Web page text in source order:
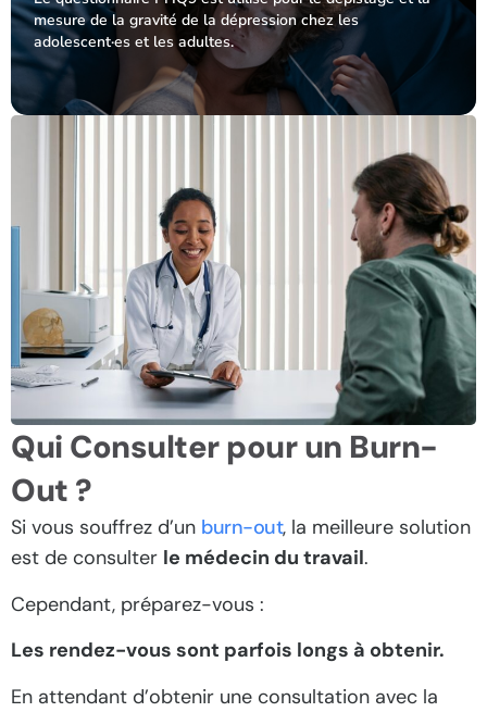
mesure de la gravité de la dépression chez les
adolescent·es et les adultes.
Qui Consulter pour un Burn-
Out ?
Si vous souffrez d’un burn-out, la meilleure solution
est de consulter le médecin du travail.
Cependant, préparez-vous :
Les rendez-vous sont parfois longs à obtenir.
En attendant d’obtenir une consultation avec la